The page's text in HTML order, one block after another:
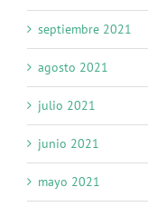
septiembre 2021
agosto 2021
julio 2021
junio 2021
mayo 2021